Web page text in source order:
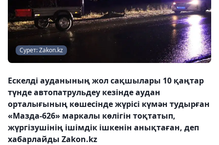
Сурет: Zakon.kz
Ескелді ауданының жол сақшылары 10 қаңтар
түнде автопатрульдеу кезінде аудан
орталығының көшесінде жүрісі күмән тудырған
«Мазда-626» маркалы көлігін тоқтатып,
жүргізушінің ішімдік ішкенін анықтаған, деп
хабарлайды Zakon.kz